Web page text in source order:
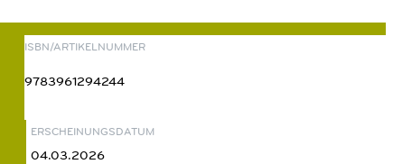
ISBN/ARTIKELNUMMER
9783961294244
ERSCHEINUNGSDATUM
04.03.2026